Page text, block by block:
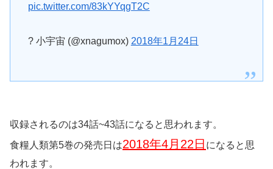
pic.twitter.com/83kYYqgT2C
? 小宇宙 (@xnagumox) 2018年1月24日
収録されるのは34話~43話になると思われます。
食糧人類第5巻の発売日は2018年4月22日 になると思
われます。